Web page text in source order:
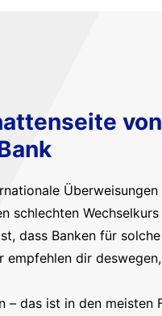
schlechten
dass Banken für
empfehlen dir deswegen,
– das ist in den meisten